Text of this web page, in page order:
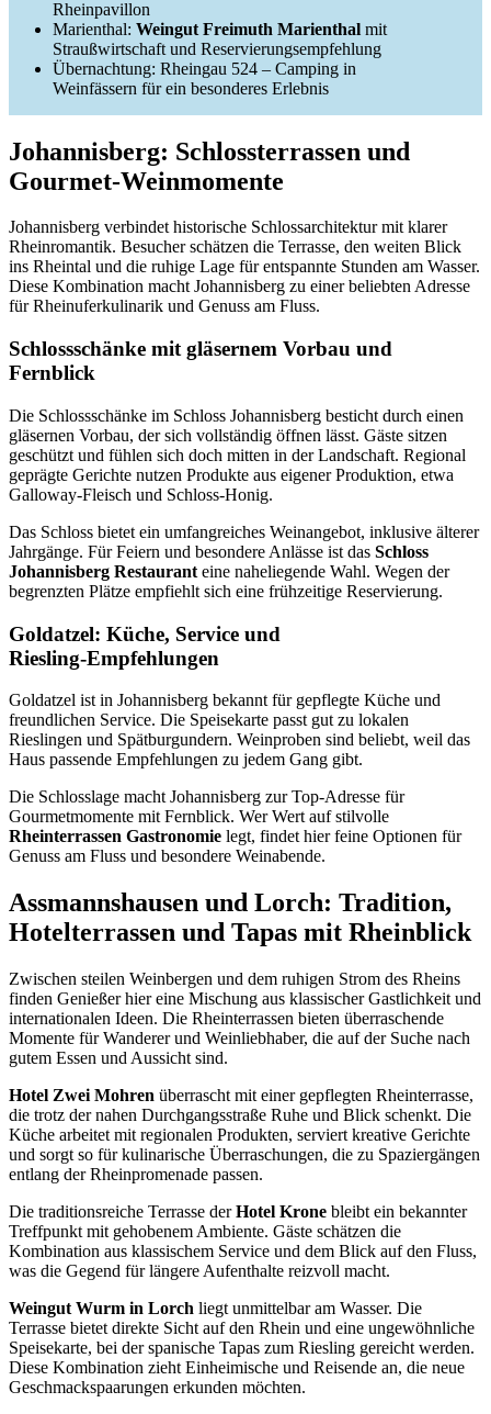
Rheinpavillon
Marienthal: Weingut Freimuth Marienthal mit
Straußwirtschaft und Reservierungsempfehlung
Übernachtung: Rheingau 524 – Camping in
Weinfässern für ein besonderes Erlebnis
Johannisberg: Schlossterrassen und
Gourmet‑Weinmomente
Johannisberg verbindet historische Schlossarchitektur mit klarer
Rheinromantik. Besucher schätzen die Terrasse, den weiten Blick
ins Rheintal und die ruhige Lage für entspannte Stunden am Wasser.
Diese Kombination macht Johannisberg zu einer beliebten Adresse
für Rheinuferkulinarik und Genuss am Fluss.
Schlossschänke mit gläsernem Vorbau und
Fernblick
Die Schlossschänke im Schloss Johannisberg besticht durch einen
gläsernen Vorbau, der sich vollständig öffnen lässt. Gäste sitzen
geschützt und fühlen sich doch mitten in der Landschaft. Regional
geprägte Gerichte nutzen Produkte aus eigener Produktion, etwa
Galloway‑Fleisch und Schloss‑Honig.
Das Schloss bietet ein umfangreiches Weinangebot, inklusive älterer
Jahrgänge. Für Feiern und besondere Anlässe ist das Schloss
Johannisberg Restaurant eine naheliegende Wahl. Wegen der
begrenzten Plätze empfiehlt sich eine frühzeitige Reservierung.
Goldatzel: Küche, Service und
Riesling‑Empfehlungen
Goldatzel ist in Johannisberg bekannt für gepflegte Küche und
freundlichen Service. Die Speisekarte passt gut zu lokalen
Rieslingen und Spätburgundern. Weinproben sind beliebt, weil das
Haus passende Empfehlungen zu jedem Gang gibt.
Die Schlosslage macht Johannisberg zur Top‑Adresse für
Gourmetmomente mit Fernblick. Wer Wert auf stilvolle
Rheinterrassen Gastronomie legt, findet hier feine Optionen für
Genuss am Fluss und besondere Weinabende.
Assmannshausen und Lorch: Tradition,
Hotelterrassen und Tapas mit Rheinblick
Zwischen steilen Weinbergen und dem ruhigen Strom des Rheins
finden Genießer hier eine Mischung aus klassischer Gastlichkeit und
internationalen Ideen. Die Rheinterrassen bieten überraschende
Momente für Wanderer und Weinliebhaber, die auf der Suche nach
gutem Essen und Aussicht sind.
Hotel Zwei Mohren überrascht mit einer gepflegten Rheinterrasse,
die trotz der nahen Durchgangsstraße Ruhe und Blick schenkt. Die
Küche arbeitet mit regionalen Produkten, serviert kreative Gerichte
und sorgt so für kulinarische Überraschungen, die zu Spaziergängen
entlang der Rheinpromenade passen.
Die traditionsreiche Terrasse derHotel Krone bleibt ein bekannter
Treffpunkt mit gehobenem Ambiente. Gäste schätzen die
Kombination aus klassischem Service und dem Blick auf den Fluss,
was die Gegend für längere Aufenthalte reizvoll macht.
Weingut Wurm in Lorch liegt unmittelbar am Wasser. Die
Terrasse bietet direkte Sicht auf den Rhein und eine ungewöhnliche
Speisekarte, bei der spanische Tapas zum Riesling gereicht werden.
Diese Kombination zieht Einheimische und Reisende an, die neue
Geschmackspaarungen erkunden möchten.